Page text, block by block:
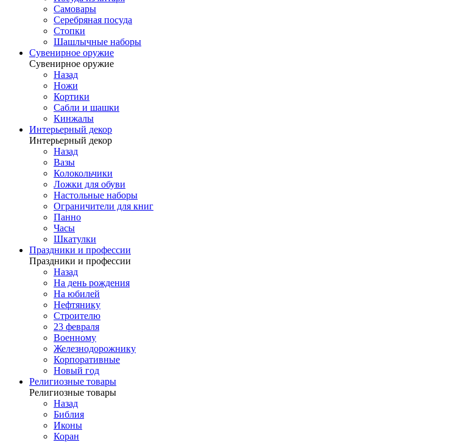
Самовары
Серебряная посуда
Стопки
Шашлычные наборы
Сувенирное оружие
Сувенирное оружие
Назад
Ножи
Кортики
Сабли и шашки
Кинжалы
Интерьерный декор
Интерьерный декор
Назад
Вазы
Колокольчики
Ложки для обуви
Настольные наборы
Ограничители для книг
Панно
Часы
Шкатулки
Праздники и профессии
Праздники и профессии
Назад
На день рождения
На юбилей
Нефтянику
Строителю
23 февраля
Военному
Железнодорожнику
Корпоративные
Новый год
Религиозные товары
Религиозные товары
Назад
Библия
Иконы
Коран